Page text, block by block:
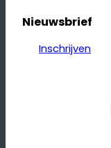
Nieuwsbrief
Inschrijven